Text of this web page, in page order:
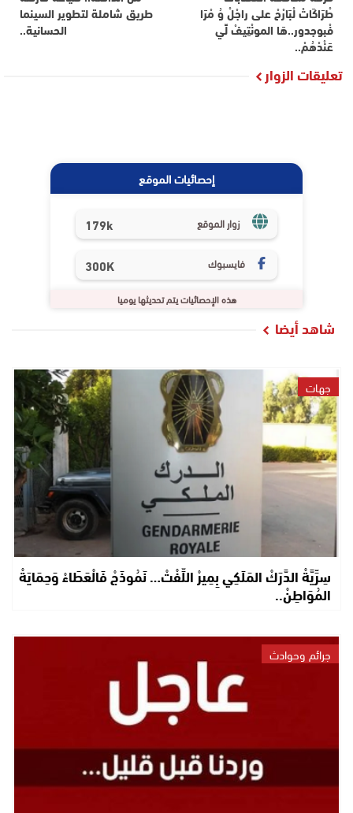
طْرَاكَاتْ لْبَارْحْ على راجْلْ وُ مْرَا
فْبوجدور..هَا المونْتِيفْ لِّي
عَنْدْهُمْ..
طريق شاملة لتطوير السينما
الحسانية..
تعليقات الزوار
إحصائيات الموقع
زوار الموقع 179k
فايسبوك 300K
هذه الإحصائيات يتم تحديثها يوميا
شاهد أيضا
جهات
سِرِّيَّةْ الدَّرَكْ المَلَكِي بِمِيرْ اللِّفْتْ… نَمُوذَجْ فَالْعَطَاءْ وَحِمَايَةْ
المُوَاطِنْ..
جرائم وحوادث